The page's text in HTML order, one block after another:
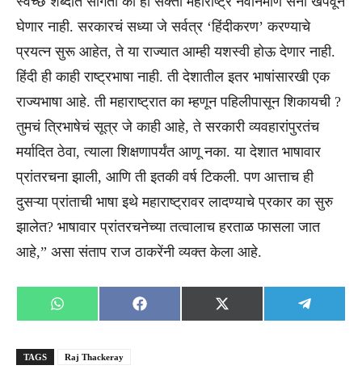
घेणार नाही. सरकारचं सध्या जे सर्वत्र ‘हिंदीकरण’ करण्याचे
प्रयत्न सुरू आहेत, ते या राज्यात आम्ही यशस्वी होऊ देणार नाही.
हिंदी ही काही राष्ट्रभाषा नाही. ती देशातील इतर भाषांसारखी एक
राज्यभाषा आहे. ती महाराष्ट्रात का म्हणून पहिलीपासून शिकायची ?
तुमचं त्रिभाषेचं सूत्र जे काही आहे, ते सरकारी व्यवहारांपुरतंच
मर्यादित ठेवा, त्याला शिक्षणापर्यंत आणू नका. या देशात भाषावार
प्रांतरचना झाली, आणि ती इतकी वर्ष टिकली. पण आत्ताच ही
दुसऱ्या प्रांताची भाषा इथे महाराष्ट्रावर लादण्याचे प्रकार का सुरु
झालेत? भाषावार प्रांतरचनेच्या तत्वालाच हरताळ फासला जात
आहे,” असा संताप राज ठाकरेंनी व्यक्त केला आहे.
Share
on
WhatsApp
Share
on
Facebook
Share
on
X
(Twitter)
Share
on
TAGS Raj Thackeray